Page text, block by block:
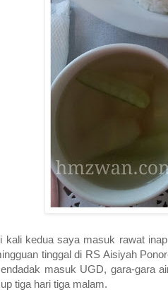
kali kedua saya masuk rawat
tinggal di RS Aisiyah
masuk UGD, gara-gara
tiga hari tiga malam.